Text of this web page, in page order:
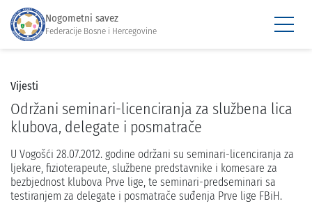
Nogometni savez
Federacije Bosne i Hercegovine
Vijesti
Održani seminari-licenciranja za službena lica
klubova, delegate i posmatrače
U Vogošći 28.07.2012. godine održani su seminari-licenciranja za
ljekare, fizioterapeute, službene predstavnike i komesare za
bezbjednost klubova Prve lige, te seminari-predseminari sa
testiranjem za delegate i posmatrače suđenja Prve lige FBiH.